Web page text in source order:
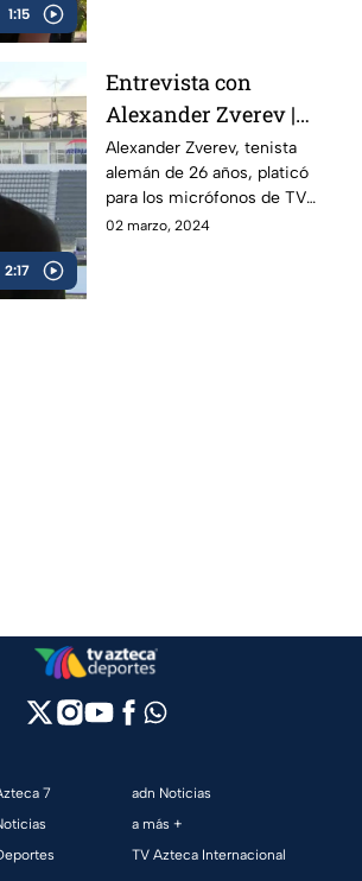
1:15
2:17
Entrevista con
Alexander Zverev |
Abierto Mexicano de
Tenis
Alexander Zverev, tenista
alemán de 26 años, platicó
para los micrófonos de TV
Azteca Deportes durante su
02 marzo, 2024
7
adn Noticias
a más +
TV Azteca Internacional